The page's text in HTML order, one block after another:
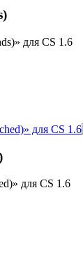
для CS 1.6
для CS 1.6